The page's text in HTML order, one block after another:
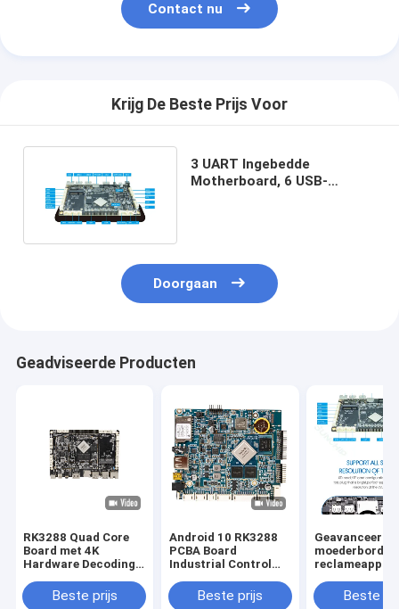
Contact nu
Krijg De Beste Prijs Voor
3 UART Ingebedde
Motherboard, 6 USB-
Doorgaan
Geadviseerde Producten
RK3288 Quad Core
Board met 4K
Hardware Decoding
PCBA met Android-
systeem
Beste prijs
Android 10 RK3288
PCBA Board
Industrial Control
Moederbord voor
kiosk
Beste prijs
Geavanceerd
moederbord
Ethernet-
ondersteuning
Beste